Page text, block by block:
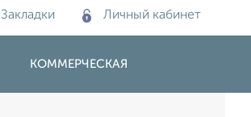
Закладки Личный кабинет
КОММЕРЧЕСКАЯ